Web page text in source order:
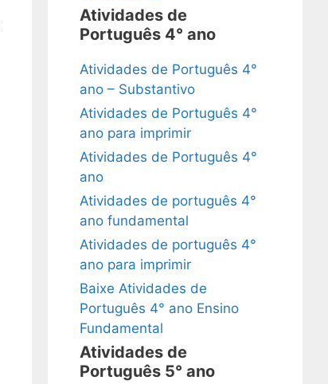
Atividades de
Português 4° ano
Atividades de Português 4°
ano – Substantivo
Atividades de Português 4°
ano para imprimir
Atividades de Português 4°
ano
Atividades de português 4°
ano fundamental
Atividades de português 4°
ano para imprimir
Baixe Atividades de
Português 4° ano Ensino
Fundamental
Atividades de
Português 5° ano